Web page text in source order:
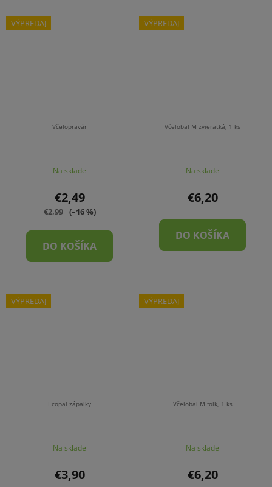
VÝPREDAJ
Včelopravár
Na sklade
€2,49
€2,99 (–16 %)
DO KOŠÍKA
VÝPREDAJ
Včelobal M zvieratká, 1 ks
Na sklade
€6,20
DO KOŠÍKA
VÝPREDAJ
Ecopal zápalky
Na sklade
€3,90
VÝPREDAJ
Včelobal M folk, 1 ks
Na sklade
€6,20